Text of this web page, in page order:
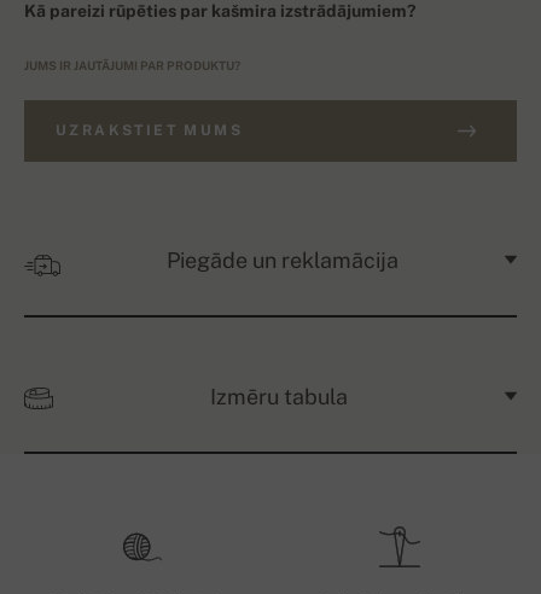
Kā pareizi rūpēties par kašmira izstrādājumiem?
JUMS IR JAUTĀJUMI PAR PRODUKTU?
UZRAKSTIET MUMS
Piegāde un reklamācija
Izmēru tabula